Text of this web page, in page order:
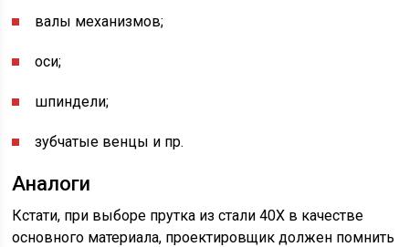
валы механизмов;
оси;
шпиндели;
зубчатые венцы и пр.
Аналоги
Кстати, при выборе прутка из стали 40Х в качестве
основного материала, проектировщик должен помнить